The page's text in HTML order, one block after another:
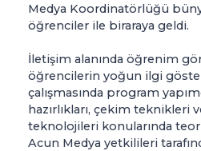
Medya Koordinatörlüğü
öğrenciler ile biraraya geldi.
İletişim alanında öğrenim
öğrencilerin yoğun ilgi
çalışmasında program
hazırlıkları, çekim teknikleri
teknolojileri konularında
Acun Medya yetkilileri